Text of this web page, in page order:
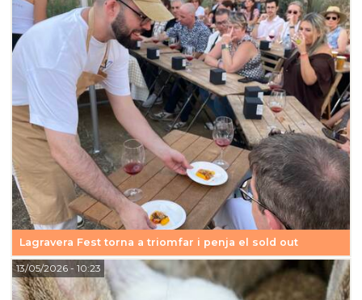
Lagravera Fest torna a triomfar i penja el sold out
13/05/2026- 10:23